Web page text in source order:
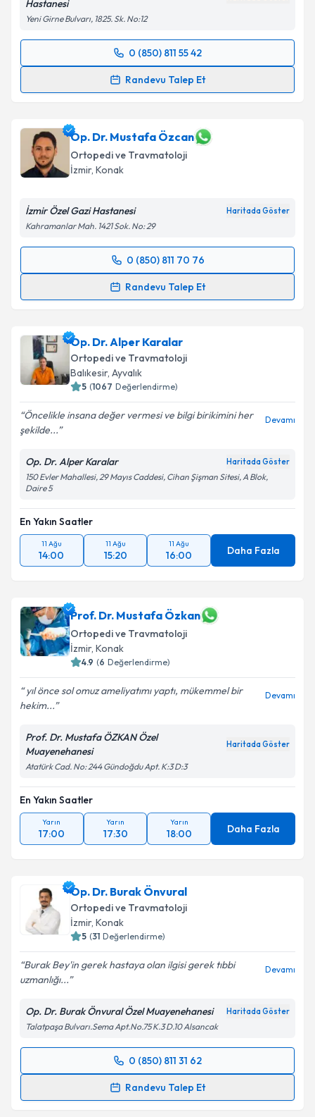
Hastanesi
Yeni Girne Bulvarı, 1825. Sk. No:12
0 (850) 811 55 42
Randevu Talep Et
Randevu Takvimi Talebi
takvim hazırlandığında e-posta ile bilgilendireceğiz.
E-posta Adresiniz
Kişisel verilerimin işlenmesine ilişkin
Metni'ni okudum ve kişisel verilerimin belirtilen
kapsamda işlenmesini kabul ediyorum.
Takvim Talebini Gönder
Op. Dr. Mustafa Özcan
Ortopedi ve Travmatoloji
İzmir, Konak
İzmir Özel Gazi Hastanesi Haritada Göster
Kahramanlar Mah. 1421 Sok. No: 29
0 (850) 811 70 76
Randevu Talep Et
Randevu Takvimi Talebi
takvim hazırlandığında e-posta ile bilgilendireceğiz.
E-posta Adresiniz
kapsamda işlenmesini kabul ediyorum.
Takvim Talebini Gönder
Op. Dr. Alper Karalar
Ortopedi ve Travmatoloji
Balıkesir, Ayvalık
5 (1067 Değerlendirme)
Öncelikle insana değer vermesi ve bilgi birikimini her
şekilde...
Devamı
Op. Dr. Alper Karalar Haritada Göster
150 Evler Mahallesi, 29 Mayıs Caddesi, Cihan Şişman Sitesi, A Blok,
Daire 5
En Yakın Saatler
11 Ağu
14:00
11 Ağu
15:20
11 Ağu
16:00 Daha Fazla
Prof. Dr. Mustafa Özkan
Ortopedi ve Travmatoloji
İzmir, Konak
4.9 (6 Değerlendirme)
yıl önce sol omuz ameliyatımı yaptı, mükemmel bir
hekim...
Devamı
Prof. Dr. Mustafa ÖZKAN Özel
Muayenehanesi
Haritada Göster
Atatürk Cad. No: 244 Gündoğdu Apt. K:3 D:3
En Yakın Saatler
Yarın
17:00
Yarın
17:30
Yarın
18:00 Daha Fazla
Op. Dr. Burak Önvural
Ortopedi ve Travmatoloji
İzmir, Konak
5 (31 Değerlendirme)
Burak Bey'in gerek hastaya olan ilgisi gerek tıbbi
uzmanlığı...
Devamı
Op. Dr. Burak Önvural Özel Muayenehanesi Haritada Göster
Talatpaşa Bulvarı.Sema Apt.No.75 K.3 D.10 Alsancak
0 (850) 811 31 62
Randevu Talep Et
Randevu Takvimi Talebi